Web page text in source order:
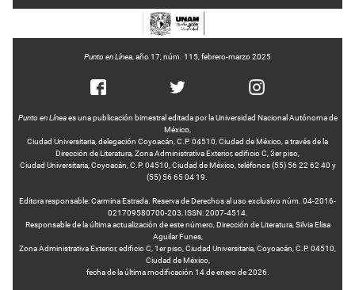
Punto en Línea , año 17, núm. 115, febrero-marzo 2025
Punto en Líneaes una publicación bimestral editada por la Universidad Nacional Autónoma de
México,
Ciudad Universitaria, delegación Coyoacán, C.P. 04510, Ciudad de México, a través de la
Dirección de Literatura, Zona Administrativa Exterior, edificio C, 3er piso,
Ciudad Universitaria, Coyoacán, C.P. 04510, Ciudad de México, teléfonos (55) 56 22 62 40 y
(55) 56 65 04 19.
Editora responsable: Carmina Estrada. Reserva de Derechos al uso exclusivo núm. 04-2016-
021709580700-203, ISSN: 2007-4514.
Responsable de la última actualización de este número, Dirección de Literatura, Silvia Elisa
Aguilar Funes,
Zona Administrativa Exterior, edificio C, 1er piso, Ciudad Universitaria, Coyoacán, C.P. 04510,
Ciudad de México,
fecha de la última modificación 14 de enero de 2026.